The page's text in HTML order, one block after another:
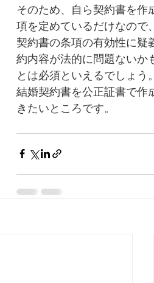
そのため、自ら契約書を作
項を定めているだけなので
契約書の条項の有効性に疑
約内容が法的に問題ないか
とは必須といえるでしょう。
結婚契約書を公正証書で作
きたいところです。